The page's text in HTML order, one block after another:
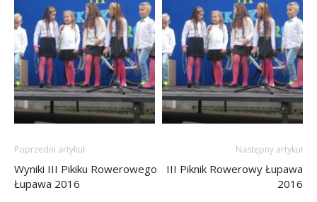
Poprzedni artykuł
Wyniki III Pikiku Rowerowego
Łupawa 2016
Następny artykuł
III Piknik Rowerowy Łupawa
2016